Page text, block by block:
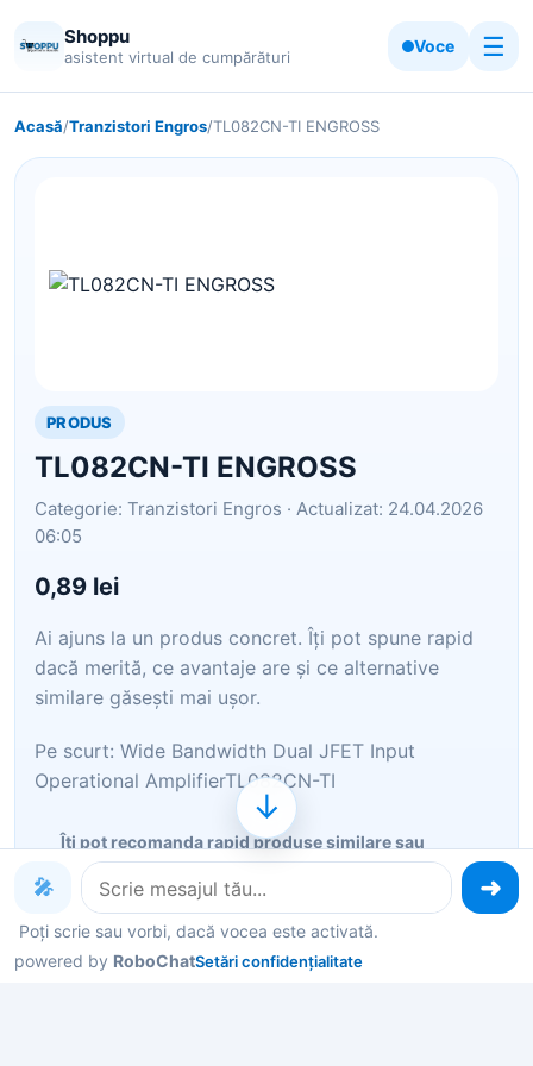
Shoppu
asistent virtual de cumpărături
Voce ☰
Acasă/Tranzistori Engros/TL082CN-TI ENGROSS
PRODUS
TL082CN-TI ENGROSS
Categorie: Tranzistori Engros · Actualizat: 24.04.2026
06:05
0,89 lei
Ai ajuns la un produs concret. Îți pot spune rapid
dacă merită, ce avantaje are și ce alternative
similare găsești mai ușor.
Pe scurt: Wide Bandwidth Dual JFET Input
Operational AmplifierTL082CN-TI
Îți pot recomanda rapid produse similare sau
alternative mai bune din aceeași zonă.
Dacă nu e exact ce cauți, putem restrânge imediat
opțiunile în funcție de preț, utilizare sau stil.
🎤
Poți scrie sau vorbi, dacă vocea este activată.
powered by RoboChatSetări confidențialitate
↓